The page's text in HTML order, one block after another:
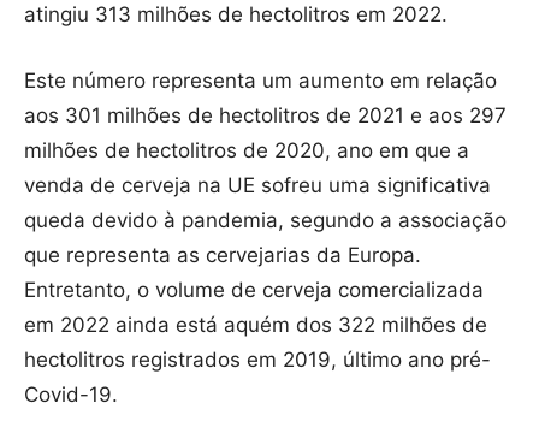
atingiu 313 milhões de hectolitros em 2022.
Este número representa um aumento em relação
aos 301 milhões de hectolitros de 2021 e aos 297
milhões de hectolitros de 2020, ano em que a
venda de cerveja na UE sofreu uma significativa
queda devido à pandemia, segundo a associação
que representa as cervejarias da Europa.
Entretanto, o volume de cerveja comercializada
em 2022 ainda está aquém dos 322 milhões de
hectolitros registrados em 2019, último ano pré-
Covid-19.